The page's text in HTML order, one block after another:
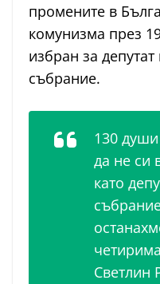
промените в
комунизма през
избран за
събрание.
130
да не си
като
Светлин